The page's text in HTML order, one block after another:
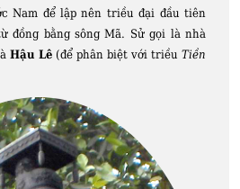
Nam để lập nên triều đại đầu tiên
đồng bằng sông Mã. Sử gọi là nhà
Hậu Lê (để phân biệt với triều Tiền